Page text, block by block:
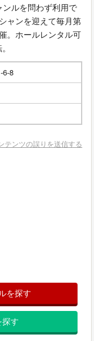
ルを問わず利用で
ャンを迎えて毎月第
。ホールレンタル可
6-8
テンツの誤りを送信する
を探す
す